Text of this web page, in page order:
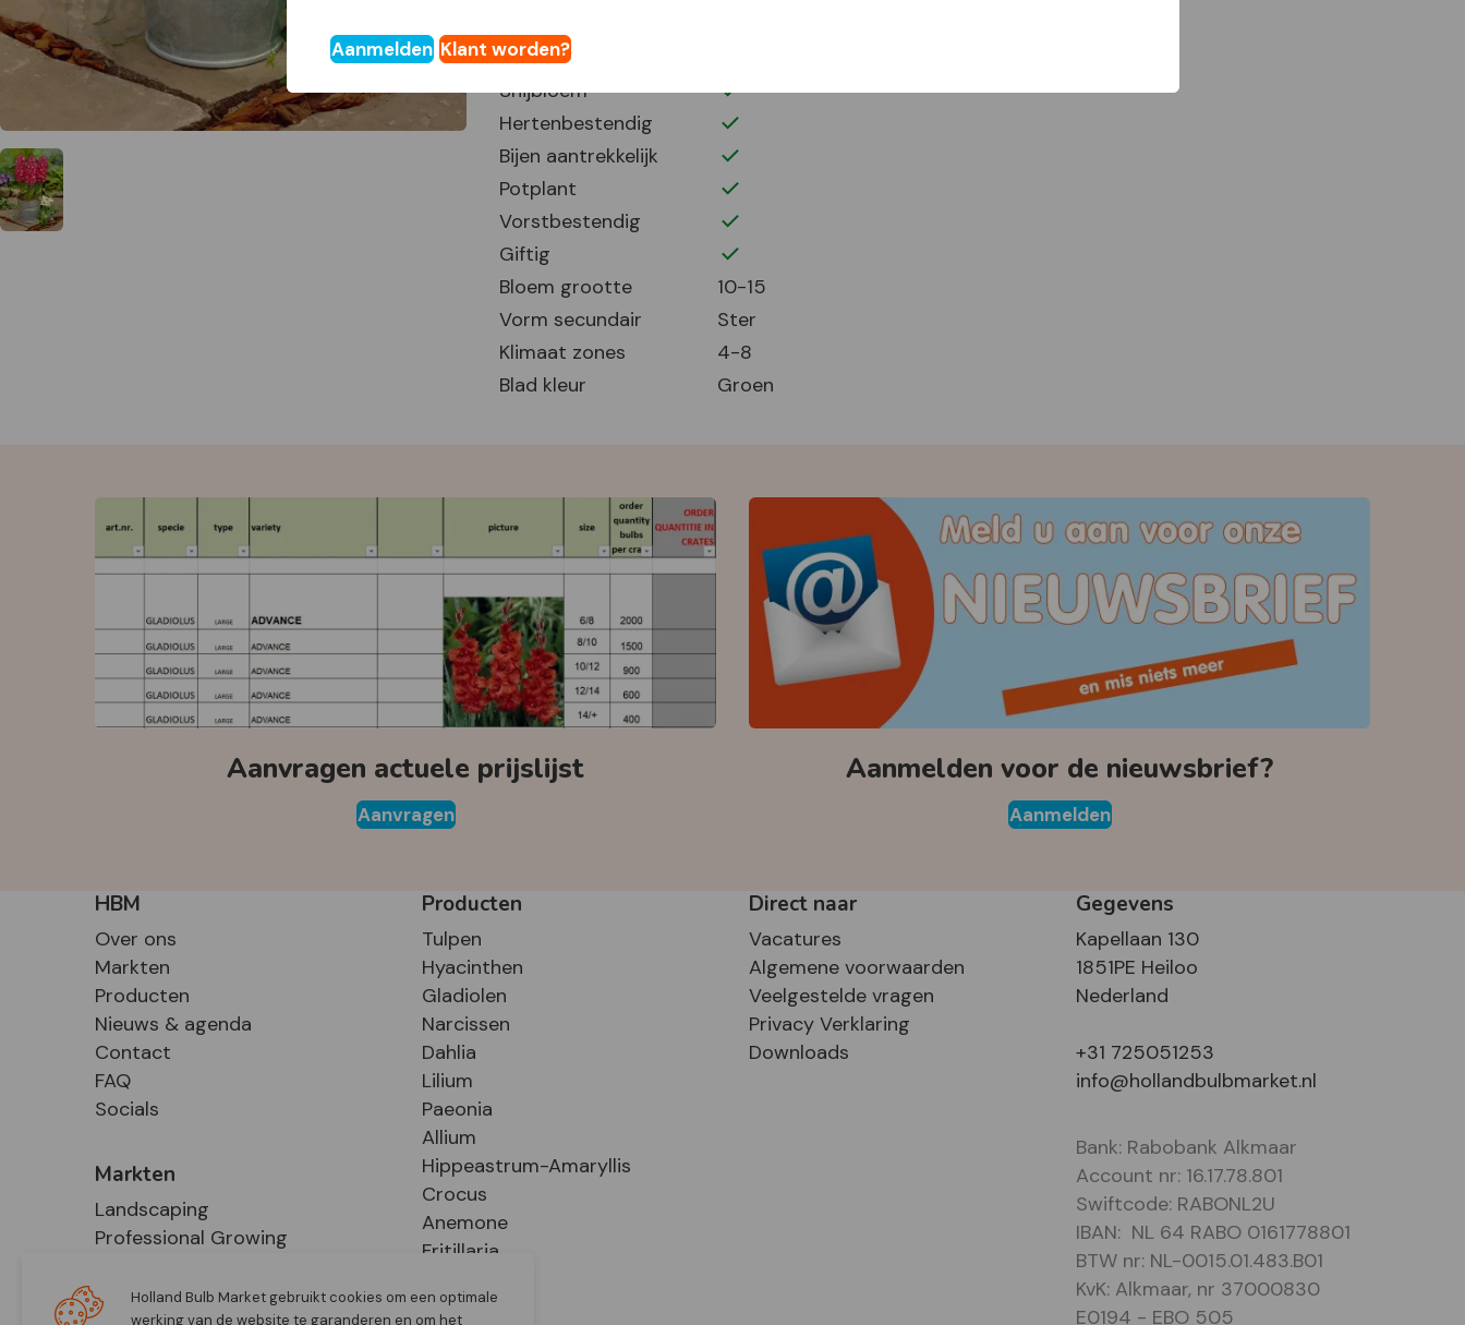
Aanmelden Klant worden?
Half zonnig
Snijbloem
Hertenbestendig
Bijen aantrekkelijk
Potplant
Vorstbestendig
Giftig
Bloem grootte
10-15
Vorm secundair
Ster
Klimaat zones
4-8
Blad kleur
Groen
Aanvragen actuele prijslijst
Aanvragen
Aanmelden voor de nieuwsbrief?
Aanmelden
HBM
Over ons
Markten
Producten
Nieuws & agenda
Contact
FAQ
Socials
Markten
Landscaping
Professional Growing
Retail
Producten
Tulpen
Hyacinthen
Gladiolen
Narcissen
Dahlia
Lilium
Paeonia
Allium
Hippeastrum-Amaryllis
Crocus
Anemone
Fritillaria
Direct naar
Vacatures
Algemene voorwaarden
Veelgestelde vragen
Privacy Verklaring
Downloads
Gegevens
Kapellaan 130
1851PE Heiloo
Nederland
+31 725051253
info@hollandbulbmarket.nl
Bank: Rabobank Alkmaar
Account nr: 16.17.78.801
Swiftcode: RABONL2U
IBAN: NL 64 RABO 0161778801
BTW nr: NL-0015.01.483.B01
KvK: Alkmaar, nr 37000830
E0194 - EBO 505
Holland Bulb Market gebruikt cookies om een optimale
werking van de website te garanderen en om het